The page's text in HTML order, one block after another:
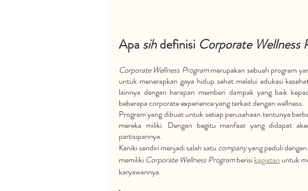
Apa sih definisi Corporate Wellness
Corporate Wellness Program merupakan sebuah program
untuk menerapkan gaya hidup sehat melalui edukasi
lainnya dengan harapan memberi dampak yang baik
beberapa corporate experience yang terkait dengan wellness.
Program yang dibuat untuk setiap perusahaan tentunya
mereka miliki. Dengan begitu manfaat yang didapat
partisipannya.
Kaniki sendiri menjadi salah satu company yang peduli
memiliki Corporate Wellness Program berisi kegiatan untuk
karyawannya.